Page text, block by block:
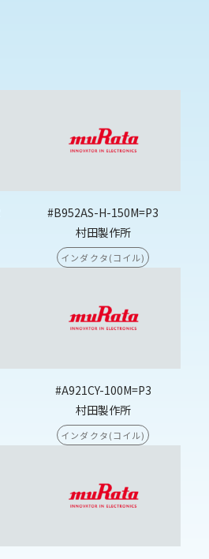
#B952AS-H-150M=P3
村田製作所
インダクタ(コイル)
#A921CY-100M=P3
村田製作所
インダクタ(コイル)